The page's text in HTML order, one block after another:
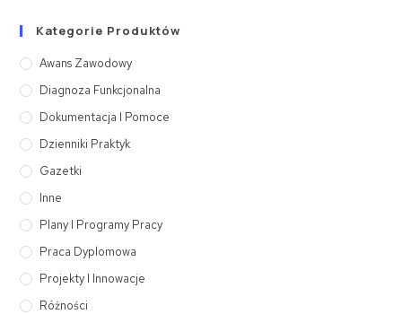
Kategorie Produktów
Awans Zawodowy
Diagnoza Funkcjonalna
Dokumentacja I Pomoce
Dzienniki Praktyk
Gazetki
Inne
Plany I Programy Pracy
Praca Dyplomowa
Projekty I Innowacje
Różności